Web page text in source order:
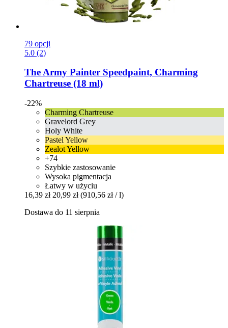
79 opcji
5.0 (2)
The Army Painter Speedpaint, Charming
Chartreuse (18 ml)
-22%
Charming Chartreuse
Gravelord Grey
Holy White
Pastel Yellow
Zealot Yellow
+74
Szybkie zastosowanie
Wysoka pigmentacja
Łatwy w użyciu
16,39 zł 20,99 zł (910,56 zł / l)
Dostawa do 11 sierpnia